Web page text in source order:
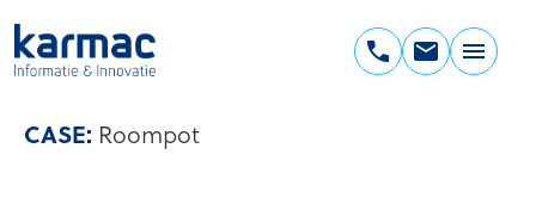
naar
de
Informatie
&CASE: Roompot